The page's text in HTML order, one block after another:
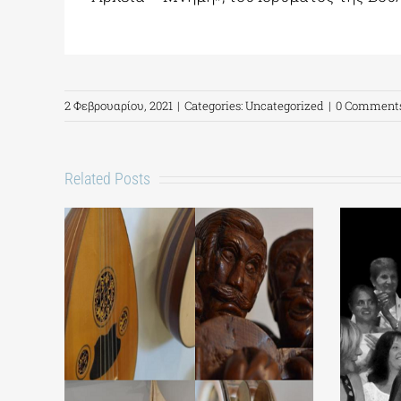
2 Φεβρουαρίου, 2021 | Categories:Uncategorized | 0
Related Posts